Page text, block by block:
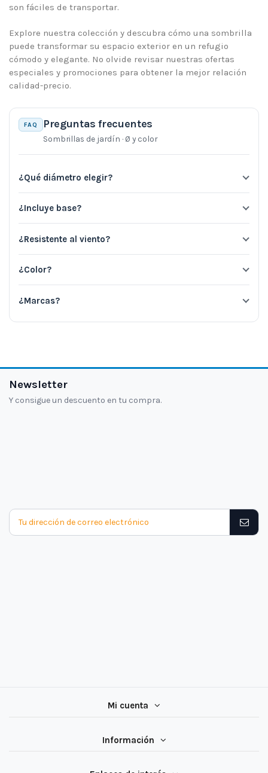
son fáciles de transportar.
Explore nuestra colección y descubra cómo una sombrilla
puede transformar su espacio exterior en un refugio
cómodo y elegante. No olvide revisar nuestras ofertas
especiales y promociones para obtener la mejor relación
calidad-precio.
FAQ Preguntas frecuentes
Sombrillas de jardín · Ø y color
¿Qué diámetro elegir?
¿Incluye base?
¿Resistente al viento?
¿Color?
¿Marcas?
Newsletter
Y consigue un descuento en tu compra.
Mi cuenta
Información